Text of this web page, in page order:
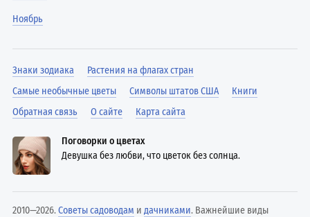
Ноябрь
Знаки зодиака
Растения на флагах стран
Самые необычные цветы
Символы штатов США
Книги
Обратная связь
О сайте Карта сайта
Поговорки о цветах
Девушка без любви, что цветок без солнца.
2010—2026.Советы садоводам идачниками. Важнейшие виды